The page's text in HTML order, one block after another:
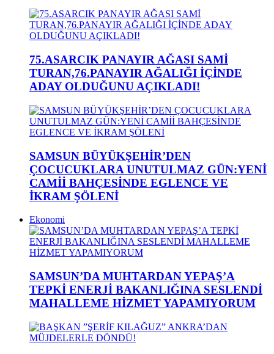
75.ASARCIK PANAYIR AĞASI SAMİ
TURAN,76.PANAYIR AĞALIĞI İÇİNDE
ADAY OLDUĞUNU AÇIKLADI!
SAMSUN BÜYÜKŞEHİR’DEN
ÇOCUCUKLARA UNUTULMAZ GÜN:YENİ
CAMİİ BAHÇESİNDE EGLENCE VE
İKRAM ŞÖLENİ
Ekonomi
SAMSUN’DA MUHTARDAN YEPAŞ’A
TEPKİ ENERJİ BAKANLIĞINA SESLENDİ
MAHALLEME HİZMET YAPAMIYORUM